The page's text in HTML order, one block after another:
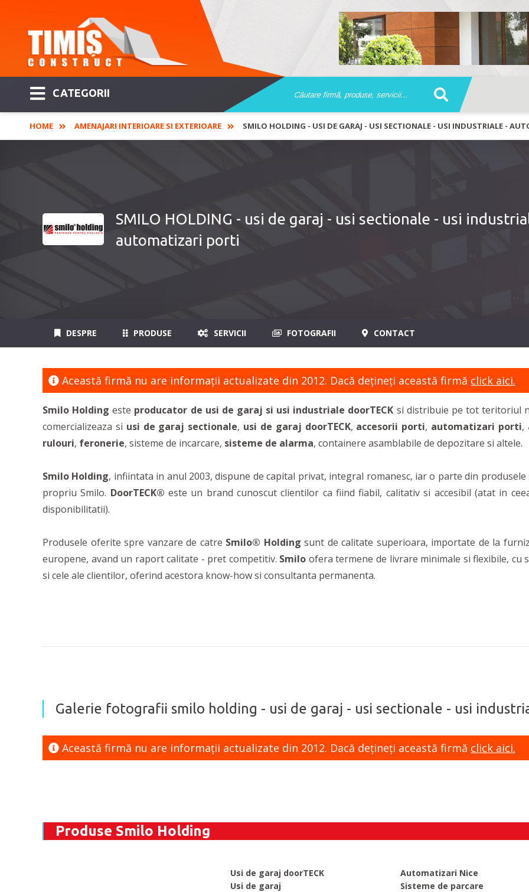
CATEGORII
HOME AMENAJARI INTERIOARE SI EXTERIOARE SMILO HOLDING - USI DE GARAJ - USI SECTIONALE - USI INDUSTRIALE -
SMILO HOLDING - usi de garaj - usi sectionale - usi
automatizari porti
DESPRE PRODUSE SERVICII FOTOGRAFII CONTACT
Această firmă nu are informaţii actualizate din 2012. Dacă dețineți această firmă click aici.
Smilo Holding este producator de usi de garaj si usi industriale doorTECK si distribuie pe tot teritoriul
comercializeaza si usi de garaj sectionale, usi de garaj doorTECK, accesorii porti, automatizari porti,
rulouri, feronerie, sisteme de incarcare, sisteme de alarma, containere asamblabile de depozitare si altele.
Smilo Holding, infiintata in anul 2003, dispune de capital privat, integral romanesc, iar o parte din
propriu Smilo. DoorTECK® este un brand cunoscut clientilor ca fiind fiabil, calitativ si accesibil (atat in
disponibilitatii).
Produsele oferite spre vanzare de catre Smilo® Holding sunt de calitate superioara, importate de la
europene, avand un raport calitate - pret competitiv. Smilo ofera termene de livrare minimale si flexibile,
si cele ale clientilor, oferind acestora know-how si consultanta permanenta.
Galerie fotografii smilo holding - usi de garaj - usi sectionale - usi
Această firmă nu are informaţii actualizate din 2012. Dacă dețineți această firmă click aici.
Produse Smilo Holding
Usi de garaj doorTECK
Usi de garaj
Automatizari Nice
Sisteme de parcare